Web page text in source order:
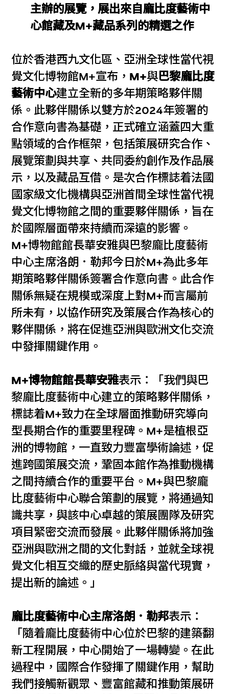
主辦的展覽，展出來自龐比度藝術中
心館藏及M+藏品系列的精選之作
位於香港西九文化區、亞洲全球性當代視
覺文化博物館M+宣布， M+與巴黎龐比度
藝術中心建立全新的多年期策略夥伴關
係。此夥伴關係以雙方於2024年簽署的
合作意向書為基礎，正式確立涵蓋四大重
點領域的合作框架，包括策展研究合作、
展覽策劃與共享、共同委約創作及作品展
示，以及藏品互借。是次合作標誌着法國
國家級文化機構與亞洲首間全球性當代視
覺文化博物館之間的重要夥伴關係，旨在
於國際層面帶來持續而深遠的影響。
M+博物館館長華安雅與巴黎龐比度藝術
中心主席洛朗．勒邦今日於M+為此多年
期策略夥伴關係簽署合作意向書。此合作
關係無疑在規模或深度上對M+而言屬前
所未有，以協作研究及策展合作為核心的
夥伴關係，將在促進亞洲與歐洲文化交流
中發揮關鍵作用。
M+博物館館長華安雅表示：「我們與巴
黎龐比度藝術中心建立的策略夥伴關係，
標誌着M+致力在全球層面推動研究導向
型長期合作的重要里程碑。M+是植根亞
洲的博物館，一直致力豐富學術論述，促
進跨國策展交流，鞏固本館作為推動機構
之間持續合作的重要平台。M+與巴黎龐
比度藝術中心聯合策劃的展覽，將通過知
識共享，與該中心卓越的策展團隊及研究
項目緊密交流而發展。此夥伴關係將加強
亞洲與歐洲之間的文化對話，並就全球視
覺文化相互交織的歷史脈絡與當代現實，
提出新的論述。」
龐比度藝術中心主席洛朗．勒邦表示：
「隨着龐比度藝術中心位於巴黎的建築翻
新工程開展，中心開始了一場轉變。在此
過程中，國際合作發揮了關鍵作用，幫助
我們接觸新觀眾、豐富館藏和推動策展研